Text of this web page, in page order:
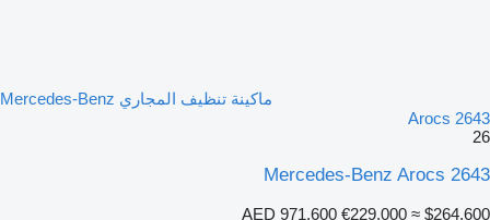
ماكينة تنظيف المجاري Mercedes-Benz
Arocs 2643
26
Mercedes-Benz Arocs 2643
AED 971,600 €229,000 ≈ $264,600